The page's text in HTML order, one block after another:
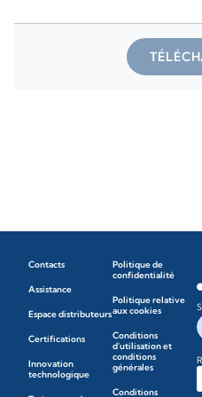
Contacts
Assistance
Espace distributeurs
Certifications
Innovation
technologique
Politique de
confidentialité
Politique relative
aux cookies
Conditions
d'utilisation et
conditions
générales
Conditions